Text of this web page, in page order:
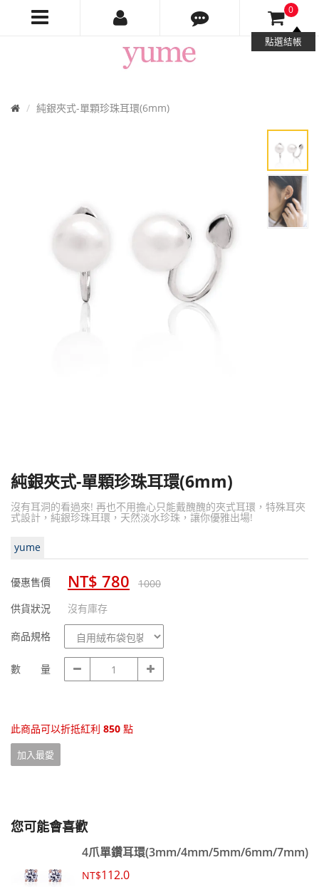
0
點選結帳
Yume
Jewelry
首
純銀夾式-單顆珍珠耳環(6mm)
純銀夾式-單顆珍珠耳環(6mm)
沒有耳洞的看過來! 再也不用擔心只能戴醜醜的夾式耳環，特殊耳夾
式設計，純銀珍珠耳環，天然淡水珍珠，讓你優雅出場!
yume
優惠售價 NT$ 780
1000
供貨狀況
沒有庫存
商品規格
商
品
規
數 量
數
量
此商品可以折抵紅利 850 點
加入最愛
您可能會喜歡
4爪單鑽耳環(3mm/4mm/5mm/6mm/7mm)
NT$112.0